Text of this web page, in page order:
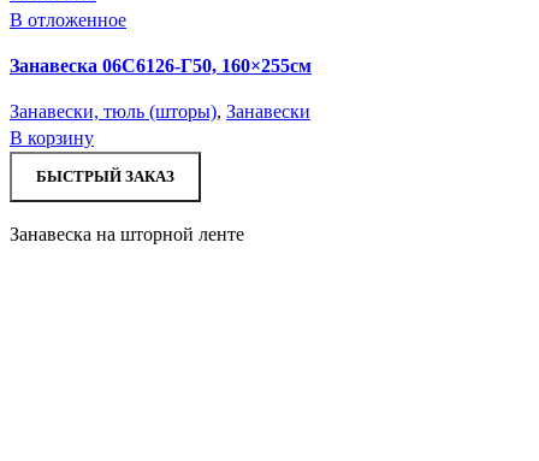
В отложенное
Занавеска 06С6126-Г50, 160×255см
Занавески, тюль (шторы), Занавески
В корзину
БЫСТРЫЙ ЗАКАЗ
Занавеска на шторной ленте